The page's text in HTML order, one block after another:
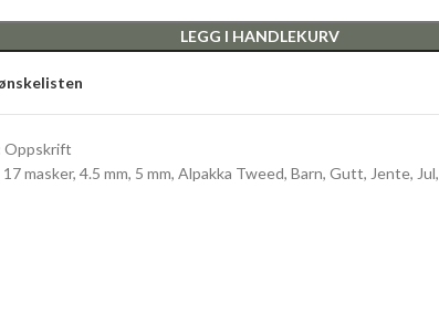
LEGG I HANDLEKURV
Oppskrift
17 masker, 4.5 mm, 5 mm, Alpakka Tweed, Barn, Gutt, Jente, Jul,